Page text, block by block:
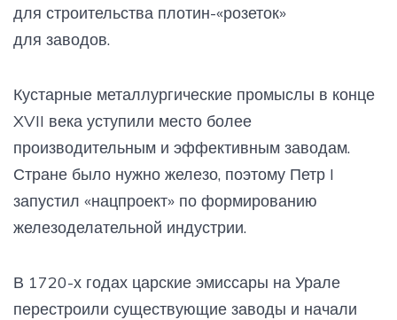
для строительства плотин-«розеток»
для заводов.
Кустарные металлургические промыслы в конце
XVII века уступили место более
производительным и эффективным заводам.
Стране было нужно железо, поэтому Петр I
запустил «нацпроект» по формированию
железоделательной индустрии.
В 1720-х годах царские эмиссары на Урале
перестроили существующие заводы и начали